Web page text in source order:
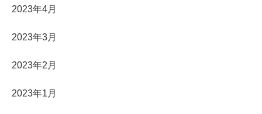
2023年4月
2023年3月
2023年2月
2023年1月